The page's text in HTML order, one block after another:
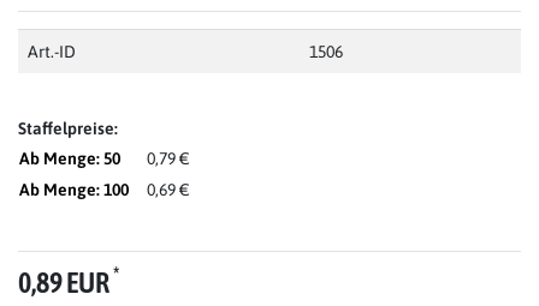
Art.-ID 1506
Staffelpreise:
Ab Menge: 50
0,79 €
Ab Menge: 100
0,69 €
0,89 EUR*